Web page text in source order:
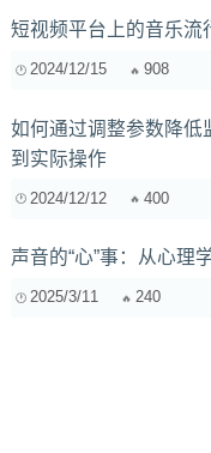
短视频平台上的音乐流
2024/12/15 908
如何通过调整参数降
到实际操作
2024/12/12 400
声音的“心”事：从心理
2025/3/11 240